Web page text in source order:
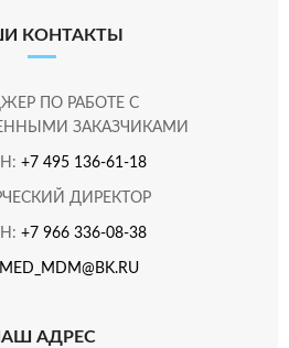
КОНТАКТЫ
ПО РАБОТЕ С
ЗАКАЗЧИКАМИ
+7 495 136-61-18
ДИРЕКТОР
+7 966 336-08-38
MED_MDM@BK.RU
АДРЕС